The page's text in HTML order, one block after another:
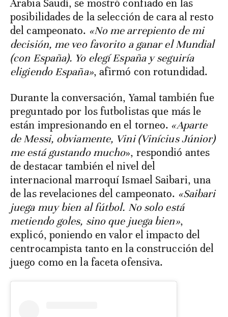
Arabia Saudí, se mostró confiado en las
posibilidades de la selección de cara al resto
del campeonato. «No me arrepiento de mi
decisión, me veo favorito a ganar el Mundial
(con España). Yo elegí España y seguiría
eligiendo España», afirmó con rotundidad.
Durante la conversación, Yamal también fue
preguntado por los futbolistas que más le
están impresionando en el torneo. «Aparte
de Messi, obviamente, Vini (Vinícius Júnior)
me está gustando mucho», respondió antes
de destacar también el nivel del
internacional marroquí Ismael Saibari, una
de las revelaciones del campeonato. «Saibari
juega muy bien al fútbol. No solo está
metiendo goles, sino que juega bien»,
explicó, poniendo en valor el impacto del
centrocampista tanto en la construcción del
juego como en la faceta ofensiva.